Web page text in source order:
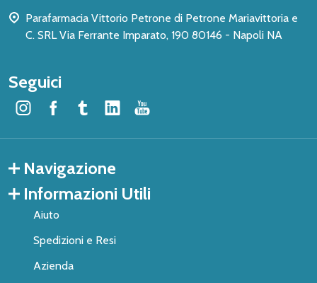
Parafarmacia Vittorio Petrone di Petrone Mariavittoria e
C. SRL Via Ferrante Imparato, 190 80146 - Napoli NA
Seguici
Navigazione
Informazioni Utili
Aiuto
Spedizioni e Resi
Azienda